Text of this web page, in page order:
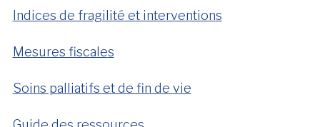
Indices de fragilité et interventions
Mesures fiscales
Soins palliatifs et de fin de vie